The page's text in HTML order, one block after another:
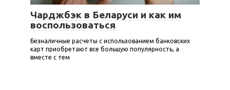
Чарджбэк в Беларуси и как им
воспользоваться
Безналичные расчеты с использованием банковских
карт приобретают все большую популярность, а
вместе с тем